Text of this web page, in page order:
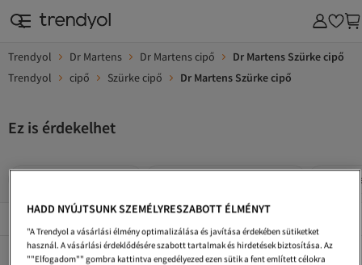
Trendyol Dr Martens Dr Martens cipő
Dr Martens Szürke cipő
Trendyol
cipő Szürke cipő Dr Martens Szürke cipő
Ez is érdekelhet
Dr
Népszerű márkák
Dr Martens Többszínű Cipők Dr Martens Férfi Cipők
HADD NYÚJTSUNK SZEMÉLYRESZABOTT ÉLMÉNYT
"A Trendyol a vásárlási élmény optimalizálása és javítása érdekében sütiketket
használ. A vásárlási érdeklődésére szabott tartalmak és hirdetések biztosítása. Az
""Elfogadom"" gombra kattintva engedélyezed ezen sütik a fent említett célokra